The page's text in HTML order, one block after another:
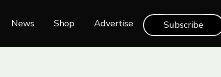
News Shop‎‎ Advertise Subscribe